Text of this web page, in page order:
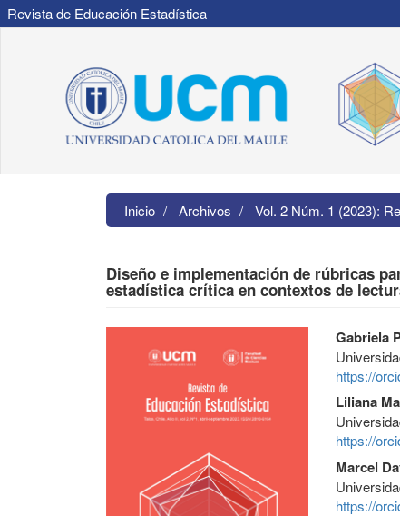
Revista de Educación Estadística
Contenido
principal
Barra
lateral
Inicio Archivos Vol. 2 Núm. 1 (2023):
Diseño e implementación de rúbricas
estadística crítica en contextos de
Barra
principal
del
artículo
Gabriela
https://
Liliana
https://
Marcel
https://